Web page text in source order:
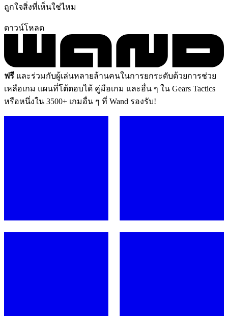
ถูกใจสิ่งที่เห็นใช่ไหม
ดาวน์โหลด
ฟรี และร่วมกับผู้เล่นหลายล้านคนในการยกระดับด้วยการช่วย
เหลือเกม แผนที่โต้ตอบได้ คู่มือเกม และอื่น ๆ ใน Gears Tactics
หรือหนึ่งใน 3500+ เกมอื่น ๆ ที่ Wand รองรับ!